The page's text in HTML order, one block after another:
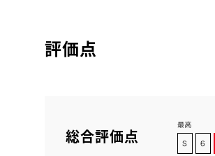
評価点
総合評価点